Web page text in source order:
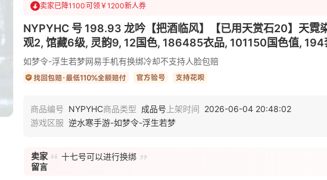
卖家已降1100可领￥1200新人券
NYPYHC 号 198.93 龙吟【把酒临风】【已用天赏石20】天霓
观2, 馆藏6级, 灵韵9, 12国色, 186485衣品, 101150国色值, 194
如梦令-浮生若梦网易手机有换绑冷却不支持人脸包赔
商品编号 NYPYHC商品类型 成品号 上架时间 2026-06-04 20:48:02
游戏区服 逆水寒手游-如梦令-浮生若梦
卖家
留言
十七号可以进行换绑